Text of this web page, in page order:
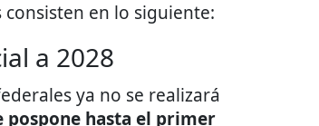
en lo siguiente:
a 2028
ya no se realizará
pospone hasta el primer